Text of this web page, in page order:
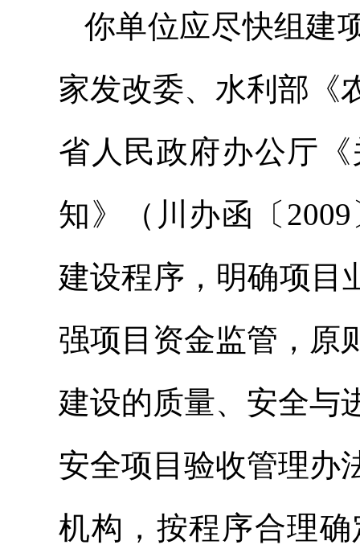
你单位应尽快组建
家发改委、水利部《
省人民政府办公厅
知》（ 川办函〔
建设程序，明确项目
强项目资金监管，原
建设的质量、安全与
安全项目验收管理办
机构，按程序合理